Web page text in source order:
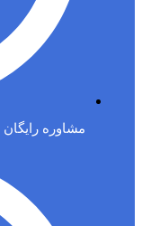
مشاوره رایگان